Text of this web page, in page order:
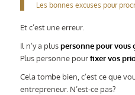
Les bonnes excuses pour
Et c’est une erreur.
Il n’y a pluspersonne pour vous
Plus personne pourfixer vos
Cela tombe bien, c’est ce que
entrepreneur. N’est-ce pas?